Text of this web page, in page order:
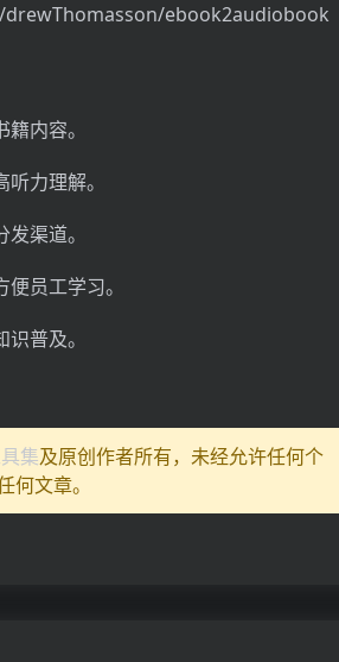
ebook2audiobook
内容。
力理解。
渠道。
员工学习。
普及。
集及原创作者所有，未经允许任何个
文章。